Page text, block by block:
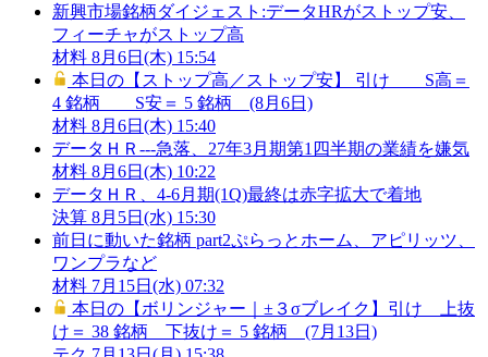
新興市場銘柄ダイジェスト:データHRがストップ安、
フィーチャがストップ高
材料 8月6日(木) 15:54
本日の【ストップ高／ストップ安】 引け S高＝
4 銘柄 S安＝ 5 銘柄 (8月6日)
材料 8月6日(木) 15:40
データＨＲ---急落、27年3月期第1四半期の業績を嫌気
材料 8月6日(木) 10:22
データＨＲ、4-6月期(1Q)最終は赤字拡大で着地
決算 8月5日(水) 15:30
前日に動いた銘柄 part2ぷらっとホーム、アピリッツ、
ワンプラなど
材料 7月15日(水) 07:32
本日の【ボリンジャー｜±３σブレイク】引け 上抜
け＝ 38 銘柄 下抜け＝ 5 銘柄 (7月13日)